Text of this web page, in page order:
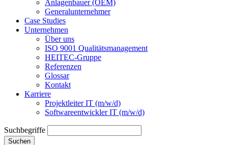
Anlagenbauer (OEM)
Generalunternehmer
Case Studies
Unternehmen
Über uns
ISO 9001 Qualitätsmanagement
HEITEC-Gruppe
Referenzen
Glossar
Kontakt
Karriere
Projektleiter IT (m/w/d)
Softwareentwickler IT (m/w/d)
Suchbegriffe
Suchen